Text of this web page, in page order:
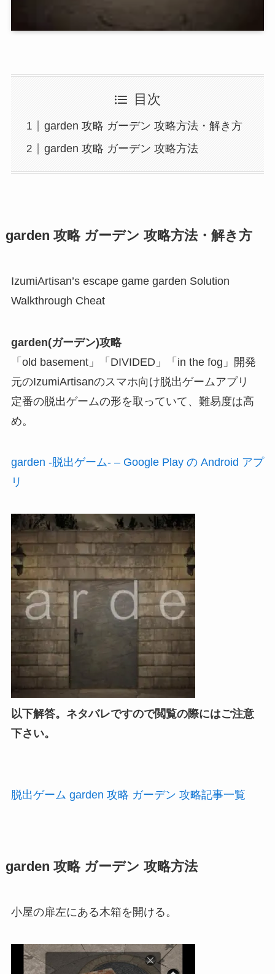
目次
garden 攻略 ガーデン 攻略方法・解き方
garden 攻略 ガーデン 攻略方法
garden 攻略 ガーデン 攻略方法・解き方
IzumiArtisan’s escape game garden Solution
Walkthrough Cheat
garden(ガーデン)攻略
「old basement」「DIVIDED」「in the fog」開発
元のIzumiArtisanのスマホ向け脱出ゲームアプリ
定番の脱出ゲームの形を取っていて、難易度は高
め。
garden -脱出ゲーム- – Google Play の Android アプ
リ
以下解答。ネタバレですので閲覧の際にはご注意
下さい。
脱出ゲーム garden 攻略 ガーデン 攻略記事一覧
garden 攻略 ガーデン 攻略方法
小屋の扉左にある木箱を開ける。